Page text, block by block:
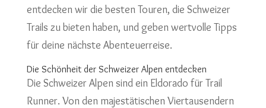
entdecken wir die besten Touren, die Schweizer
Trails zu bieten haben, und geben wertvolle Tipps
für deine nächste Abenteuerreise.
Die Schönheit der Schweizer Alpen entdecken
Die Schweizer Alpen sind ein Eldorado für Trail
Runner. Von den majestätischen Viertausendern